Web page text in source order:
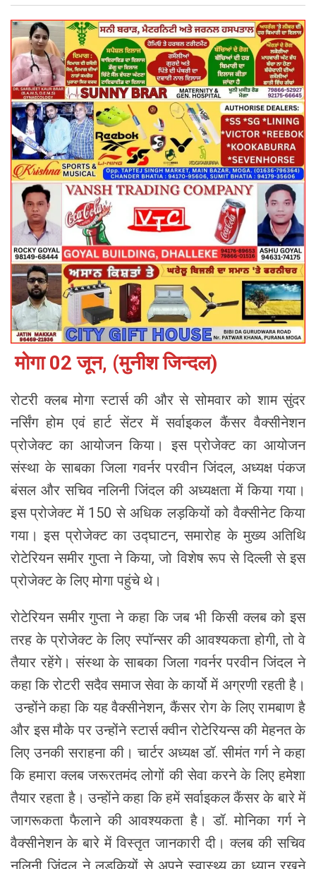
मोगा 02 जून, (मुनीश जिन्दल)
रोटरी क्लब मोगा स्टार्स की और से सोमवार को शाम सुंदर
नर्सिंग होम एवं हार्ट सेंटर में सर्वाइकल कैंसर वैक्सीनेशन
प्रोजेक्ट का आयोजन किया। इस प्रोजेक्ट का आयोजन
संस्था के साबका जिला गवर्नर परवीन जिंदल, अध्यक्ष पंकज
बंसल और सचिव नलिनी जिंदल की अध्यक्षता में किया गया।
इस प्रोजेक्ट में 150 से अधिक लड़कियों को वैक्सीनेट किया
गया। इस प्रोजेक्ट का उद्घाटन, समारोह के मुख्य अतिथि
रोटेरियन समीर गुप्ता ने किया, जो विशेष रूप से दिल्ली से इस
प्रोजेक्ट के लिए मोगा पहुंचे थे।
रोटेरियन समीर गुप्ता ने कहा कि जब भी किसी क्लब को इस
तरह के प्रोजेक्ट के लिए स्पॉन्सर की आवश्यकता होगी, तो वे
तैयार रहेंगे। संस्था के साबका जिला गवर्नर परवीन जिंदल ने
कहा कि रोटरी सदैव समाज सेवा के कार्यो में अग्रणी रहती है।
उन्होंने कहा कि यह वैक्सीनेशन, कैंसर रोग के लिए रामबाण है
और इस मौके पर उन्होंने स्टार्स क्वीन रोटेरियन्स की मेहनत के
लिए उनकी सराहना की। चार्टर अध्यक्ष डॉ. सीमंत गर्ग ने कहा
कि हमारा क्लब जरूरतमंद लोगों की सेवा करने के लिए हमेशा
तैयार रहता है। उन्होंने कहा कि हमें सर्वाइकल कैंसर के बारे में
जागरूकता फैलाने की आवश्यकता है। डॉ. मोनिका गर्ग ने
वैक्सीनेशन के बारे में विस्तृत जानकारी दी। क्लब की सचिव